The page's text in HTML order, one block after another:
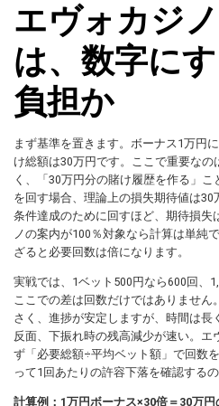
エヴォカジ
は、数字に
負担か
まず基準を置きます。ボーナス1万円
け総額は30万円です。ここで重要な
く、「30万円分の賭け履歴を作る」
を回す場合、理論上の損失期待値は30
条件達成のために回すほど、期待損失
ノの案内が100％対象なら計算は単純
ざると必要回数は倍になります。
実戦では、1ベット500円なら600回、
ここでの差は回数だけではありません
さく、進捗が安定しますが、時間は長
反面、下振れ時の残高減少が速い。エ
ず「必要総額÷平均ベット額」で回数
って1回あたりの許容下落を確認するの
計算例：1万円ボーナス×30倍＝30万円